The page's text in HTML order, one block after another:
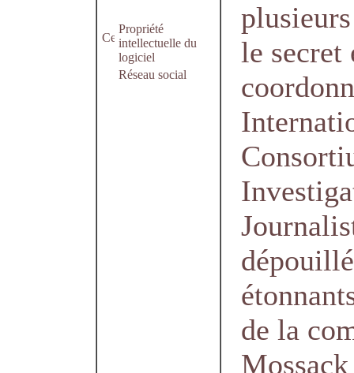
Propriété
intellectuelle du
logiciel
Réseau social
le secret
de la